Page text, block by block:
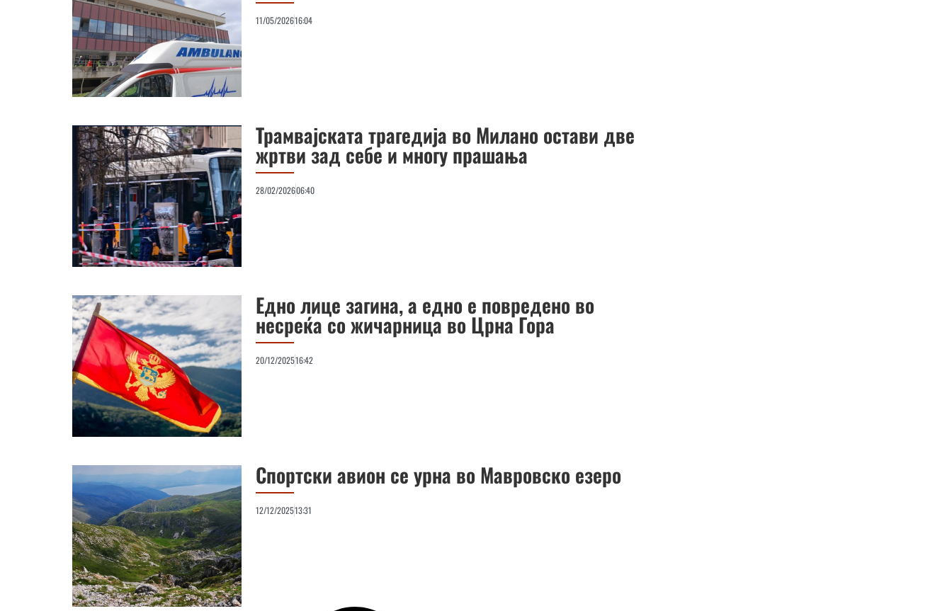
11/05/202616:04
Трамвајската трагедија во Милано остави две
жртви зад себе и многу прашања
28/02/202606:40
Едно лице загина, а едно е повредено во
несреќа со жичарница во Црна Гора
20/12/202516:42
Спортски авион се урна во Мавровско езеро
12/12/202513:31